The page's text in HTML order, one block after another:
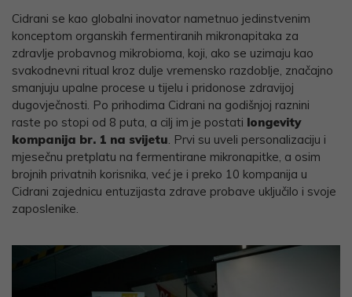
Cidrani se kao globalni inovator nametnuo jedinstvenim
konceptom organskih fermentiranih mikronapitaka za
zdravlje probavnog mikrobioma, koji, ako se uzimaju kao
svakodnevni ritual kroz dulje vremensko razdoblje, značajno
smanjuju upalne procese u tijelu i pridonose zdravijoj
dugovječnosti. Po prihodima Cidrani na godišnjoj raznini
raste po stopi od 8 puta, a cilj im je postati longevity
kompanija br. 1 na svijetu. Prvi su uveli personalizaciju i
mjesečnu pretplatu na fermentirane mikronapitke, a osim
brojnih privatnih korisnika, već je i preko 10 kompanija u
Cidrani zajednicu entuzijasta zdrave probave uključilo i svoje
zaposlenike.